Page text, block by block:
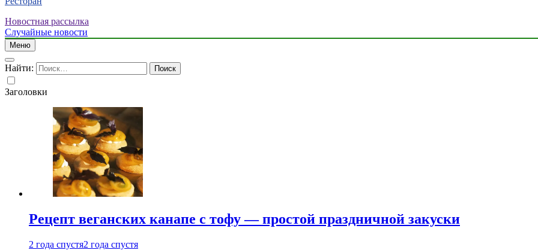
Новостная рассылка
Случайные новости
Меню
Найти:
Заголовки
Рецепт веганских канапе с тофу — простой праздничной закуски
2 года спустя2 года спустя